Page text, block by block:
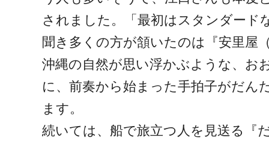
されました。「最初はスタンダード
聞き多くの方が頷いたのは『安里屋
沖縄の自然が思い浮かぶような、お
に、前奏から始まった手拍子がだん
ます。
続いては、船で旅立つ人を見送る『